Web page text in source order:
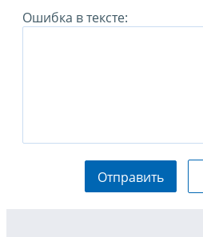
Ошибка в тексте:
Отправить